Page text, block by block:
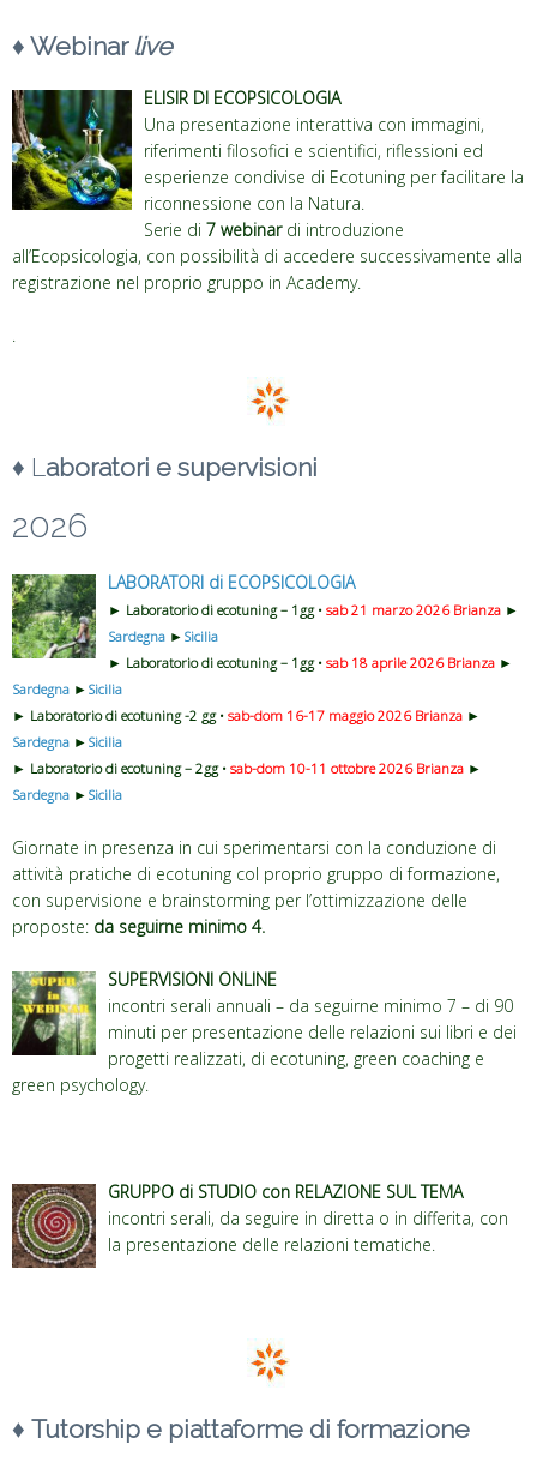
♦ Webinar live
ELISIR DI ECOPSICOLOGIA
Una presentazione interattiva con immagini,
riferimenti filosofici e scientifici, riflessioni ed
esperienze condivise di Ecotuning per facilitare la
riconnessione con la Natura.
Serie di 7 webinardi introduzione
all’Ecopsicologia, con possibilità di accedere successivamente alla
registrazione nel proprio gruppo in Academy.
.
♦ Laboratori e supervisioni
2026
LABORATORI di ECOPSICOLOGIA
► Laboratorio di ecotuning – 1gg • sab 21 marzo 2026 Brianza ►
Sardegna ► Sicilia
► Laboratorio di ecotuning – 1gg • sab 18 aprile 2026 Brianza ►
Sardegna ► Sicilia
► Laboratorio di ecotuning -2 gg • sab-dom 16-17 maggio 2026 Brianza ►
Sardegna ► Sicilia
► Laboratorio di ecotuning – 2gg • sab-dom 10-11 ottobre 2026 Brianza ►
Sardegna ► Sicilia
Giornate in presenza in cui sperimentarsi con la conduzione di
attività pratiche di ecotuning col proprio gruppo di formazione,
con supervisione e brainstorming per l’ottimizzazione delle
proposte: da seguirne minimo 4.
SUPERVISIONI ONLINE
incontri serali annuali – da seguirne minimo 7 – di 90
minuti per presentazione delle relazioni sui libri e dei
progetti realizzati, di ecotuning, green coaching e
green psychology.
GRUPPO di STUDIO con RELAZIONE SUL TEMA
incontri serali, da seguire in diretta o in differita, con
la presentazione delle relazioni tematiche.
♦ Tutorship e piattaforme di formazione